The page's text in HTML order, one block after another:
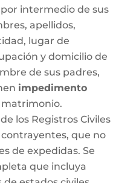
intermedio de sus
apellidos,
lugar de
y domicilio de
de sus padres,
impedimento
matrimonio.
de los Registros Civiles
que no
de expedidas. Se
que incluya